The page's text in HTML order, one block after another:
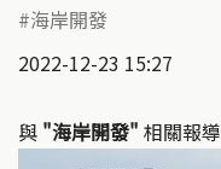
海岸開發
2022-12-23 15:27
與 "海岸開發" 相關報導